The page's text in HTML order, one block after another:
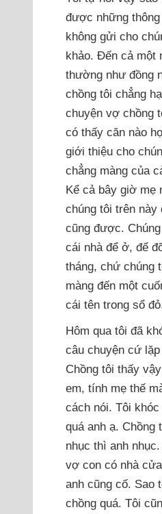
được những
không gửi cho
khảo. Đến cả một
thường như đồng
chồng tôi chẳng
chuyện vợ chồng
có thấy căn nào
giới thiệu cho
chẳng màng của
Kể cả bây giờ mẹ
chúng tôi trên này
cũng được.
cái nhà để ở, để
tháng, chứ chúng
màng đến một
cái tên trong sổ
Hôm qua tôi đã
câu chuyện cứ
Chồng tôi thấy
em, tính mẹ thế
cách nói. Tôi
quá anh ạ. Chồng
nhục thì anh
vợ con có nhà
anh cũng cố. Sao
chồng quá. Tôi